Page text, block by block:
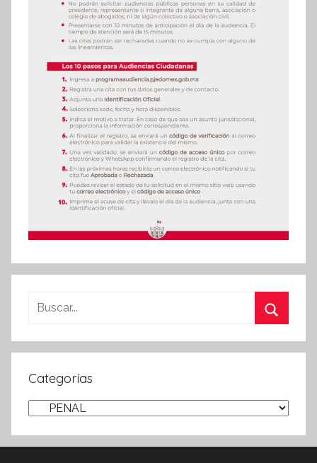
Buscar:
Categorías
Categorías